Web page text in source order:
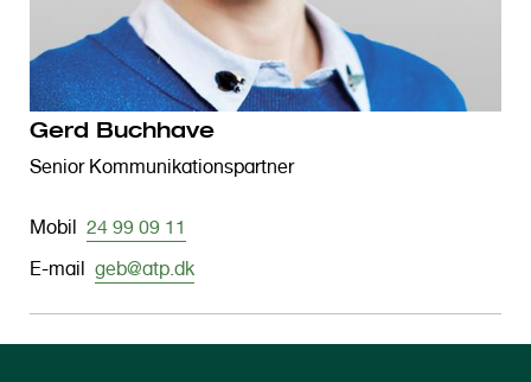
Gerd Buchhave
Senior Kommunikationspartner
Mobil 24 99 09 11
E-mail geb@atp.dk